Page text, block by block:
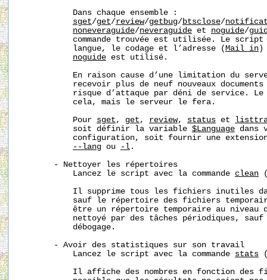
           Dans chaque ensemble :
sget/get/review/getbug/ btsclose/
noneveraguide/neveraguide et noguide/
commande trouvée est utilisée. Le
           langue, le codage et l’adresse (
Mail_in )
noguide est utilisé.
En raison cause d’une limitation du
recevoir plus de neuf nouveaux
risque d’attaque par déni de service.
           cela, mais le serveur le fera.
           Pour
sget , get , review, status et
           soit définir la variable
$Language
configuration, soit fournir une
--lang ou -l .
       - Nettoyer les répertoires
           Lancez le script avec la commande
clean
Il supprime tous les fichiers inutiles
sauf le répertoire des fichiers
être un répertoire temporaire au niveau
nettoyé par des tâches périodiques, sauf
           débogage.
       - Avoir des statistiques sur son travail
           Lancez le script avec la commande
stats
Il affiche des nombres en fonction des